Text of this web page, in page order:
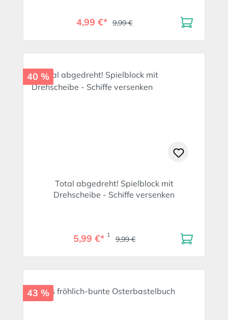
4,99 €* 9,99 €
40 %
Total abgedreht! Spielblock mit
Drehscheibe - Schiffe versenken
5,99 €* 1 9,99 €
43 %